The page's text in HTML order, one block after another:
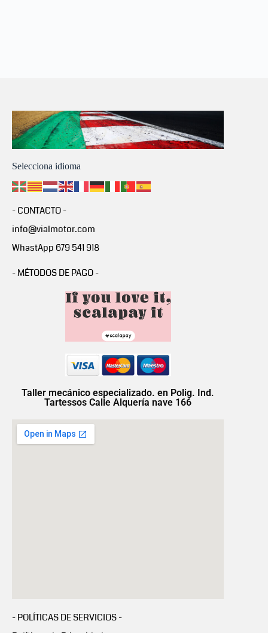
Selecciona idioma
- CONTACTO -
info@vialmotor.com
WhastApp 679 541 918
- MÉTODOS DE PAGO -
Taller mecánico especializado. en Polig. Ind.
Tartessos Calle Alquería nave 166
- POLÍTICAS DE SERVICIOS -